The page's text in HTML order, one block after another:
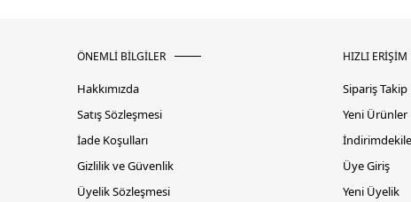
ÖNEMLİ BİLGİLER
Hakkımızda
Satış Sözleşmesi
İade Koşulları
Gizlilik ve Güvenlik
Üyelik Sözleşmesi
HIZLI ERİŞİM
Sipariş Takip
Yeni Ürünler
Üye Giriş
Yeni Üyelik